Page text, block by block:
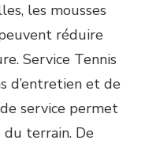
les mousses
réduire
Service Tennis
d’entretien et de
service permet
terrain. De